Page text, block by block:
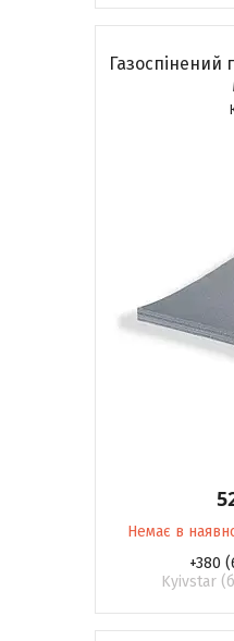
Газоспінений
Немає в
+380
Kyivstar